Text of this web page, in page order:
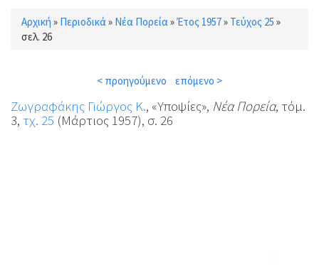
Είστε εδώ
Αρχική » Περιοδικά » Νέα Πορεία »Έτος 1957» Τεύχος 25 »
σελ. 26
< προηγούμενο επόμενο >
Ζωγραφάκης Γιώργος Κ., «Υποψίες», Νέα Πορεία, τόμ.
3, τχ. 25 (Μάρτιος 1957), σ. 26